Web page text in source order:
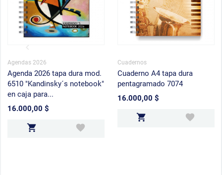
Agendas 2026
Agenda 2026 tapa dura mod.
6510 "Kandinsky´s notebook"
en caja para...
Precio
16.000,00 $
Cuadernos
Cuaderno A4 tapa dura
pentagramado 7074
Precio
16.000,00 $